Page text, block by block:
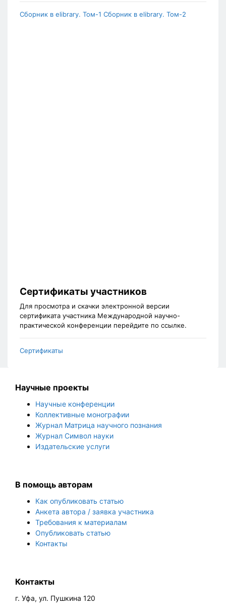
Сборник в elibrary. Том-1 Сборник в elibrary. Том-2
Сертификаты участников
Для просмотра и скачки электронной версии
сертификата участника Международной научно-
практической конференции перейдите по ссылке.
Сертификаты
Научные проекты
Научные конференции
Коллективные монографии
Журнал Матрица научного познания
Журнал Символ науки
Издательские услуги
В помощь авторам
Как опубликовать статью
Анкета автора / заявка участника
Требования к материалам
Опубликовать статью
Контакты
Контакты
г. Уфа, ул. Пушкина 120